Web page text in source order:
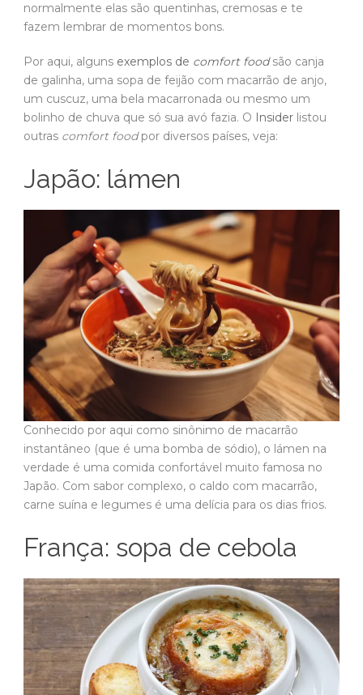
normalmente elas são quentinhas, cremosas e te
fazem lembrar de momentos bons.
Por aqui, alguns exemplos de comfort foodsão canja
de galinha, uma sopa de feijão com macarrão de anjo,
um cuscuz, uma bela macarronada ou mesmo um
bolinho de chuva que só sua avó fazia. O
Insider listou
outras comfort foodpor diversos países, veja:
Japão: lámen
Conhecido por aqui como sinônimo de macarrão
instantâneo (que é uma bomba de sódio), o lámen na
verdade é uma comida confortável muito famosa no
Japão. Com sabor complexo, o caldo com macarrão,
carne suína e legumes é uma delícia para os dias frios.
França: sopa de cebola